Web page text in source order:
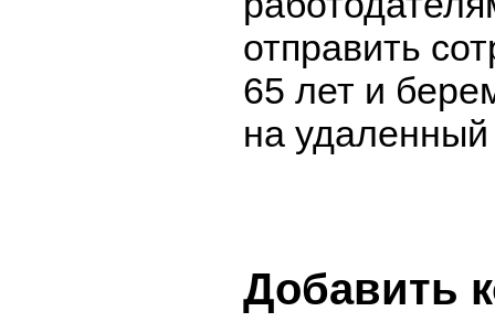
отправить
65 лет и
на
Добавить